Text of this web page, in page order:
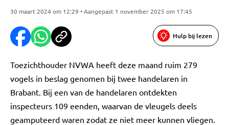
30 maart 2024 om 12:29 • Aangepast 1 november 2025 om 17:45
Hulp bij lezen
Toezichthouder NVWA heeft deze maand ruim 279
vogels in beslag genomen bij twee handelaren in
Brabant. Bij een van de handelaren ontdekten
inspecteurs 109 eenden, waarvan de vleugels deels
geamputeerd waren zodat ze niet meer kunnen vliegen.